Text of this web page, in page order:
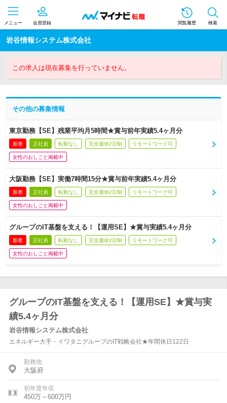
メニュー 会員登録 閲覧履歴 検索
岩谷情報システム株式会社
この求人は現在募集を行っていません。
その他の募集情報
東京勤務【SE】残業平均月5時間★賞与前年実績5.4ヶ月分
新着 正社員 転勤なし 完全週休2日制 リモートワーク可
女性のおしごと掲載中
大阪勤務【SE】実働7時間15分★賞与前年実績5.4ヶ月分
新着 正社員 転勤なし 完全週休2日制 リモートワーク可
女性のおしごと掲載中
グループのIT基盤を支える！【運用SE】★賞与実績5.4ヶ月分
新着 正社員 転勤なし 完全週休2日制 リモートワーク可
女性のおしごと掲載中
グループのIT基盤を支える！【運用SE】★賞与実
績5.4ヶ月分
岩谷情報システム株式会社
エネルギー大手・イワタニグループのIT戦略会社★年間休日122日
勤務地
大阪府
初年度年収
450万～600万円